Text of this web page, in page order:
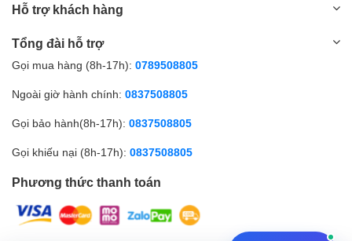
Hỗ trợ khách hàng
Tổng đài hỗ trợ
Gọi mua hàng (8h-17h): 0789508805
Ngoài giờ hành chính: 0837508805
Gọi bảo hành(8h-17h): 0837508805
Gọi khiếu nại (8h-17h): 0837508805
Phương thức thanh toán